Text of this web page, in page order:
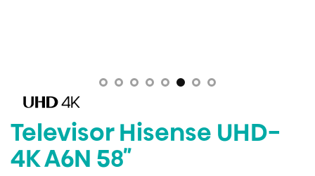
Televisor Hisense UHD-
4K A6N 58″